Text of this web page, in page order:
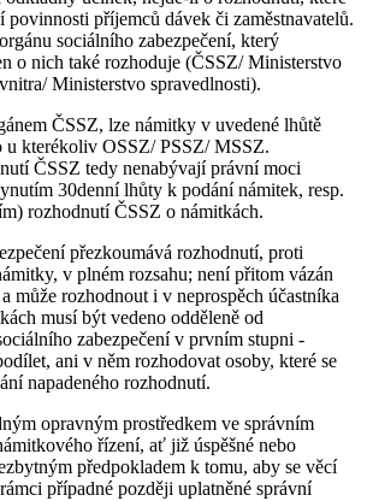
povinnosti příjemců dávek či zaměstnavatelů.
sociálního zabezpečení, který
o nich také rozhoduje (ČSSZ/ Ministerstvo
Ministerstvo spravedlnosti).
ČSSZ, lze námitky v uvedené lhůtě
u kterékoliv OSSZ/ PSSZ/ MSSZ.
ČSSZ tedy nenabývají právní moci
30denní lhůty k podání námitek, resp.
rozhodnutí ČSSZ o námitkách.
přezkoumává rozhodnutí, proti
v plném rozsahu; není přitom vázán
může rozhodnout i v neprospěch účastníka
musí být vedeno odděleně od
zabezpečení v prvním stupni -
ani v něm rozhodovat osoby, které se
napadeného rozhodnutí.
opravným prostředkem ve správním
řízení, ať již úspěšné nebo
předpokladem k tomu, aby se věcí
případné později uplatněné správní